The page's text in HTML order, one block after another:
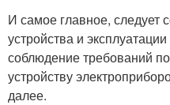
И самое главное, следует
устройства и
соблюдение требований
устройству
далее.